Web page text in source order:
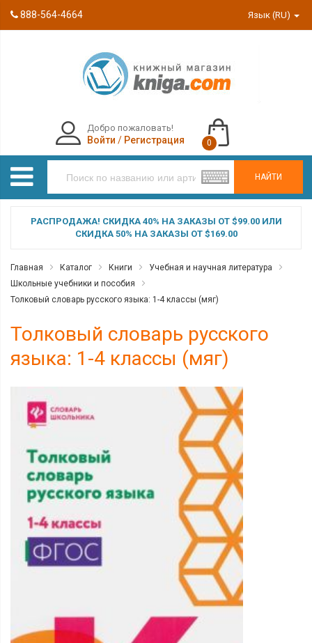
888-564-4664 Язык (RU)
НАЙТИ
Добро пожаловать!
Войти / Регистрация 0
РАСПРОДАЖА! СКИДКА 40% НА ЗАКАЗЫ ОТ $99.00 ИЛИ
СКИДКА 50% НА ЗАКАЗЫ ОТ $169.00
Главная Каталог Книги
Учебная и научная литература
Школьные учебники и пособия
Толковый словарь русского языка: 1-4 классы (мяг)
Толковый словарь русского
языка: 1-4 классы (мяг)